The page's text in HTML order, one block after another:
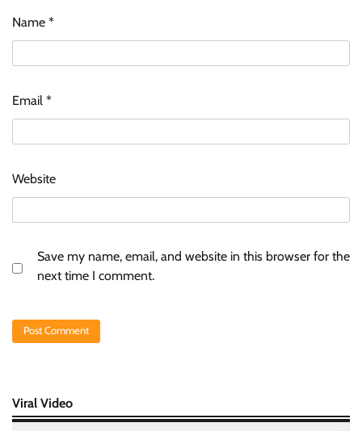
Name *
Email *
Website
Save my name, email, and website in this browser for the
next time I comment.
Viral Video